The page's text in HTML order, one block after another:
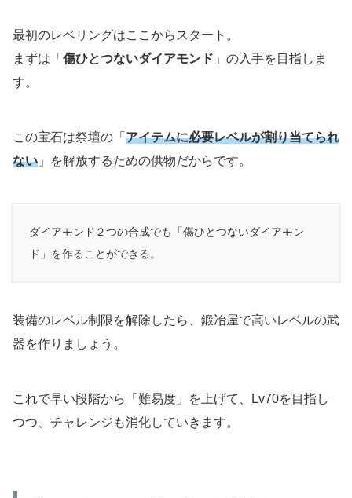
最初のレベリングはここからスタート。
まずは「 傷ひとつないダイアモンド 」の入手を目指しま
す。
この宝石は祭壇の「 アイテムに必要レベルが割り当てられ
ない 」を解放するための供物だからです。
ダイアモンド２つの合成でも「傷ひとつないダイアモン
ド」を作ることができる。
装備のレベル制限を解除したら、鍛冶屋で高いレベルの武
器を作りましょう。
これで早い段階から「難易度」を上げて、Lv70を目指し
つつ、チャレンジも消化していきます。